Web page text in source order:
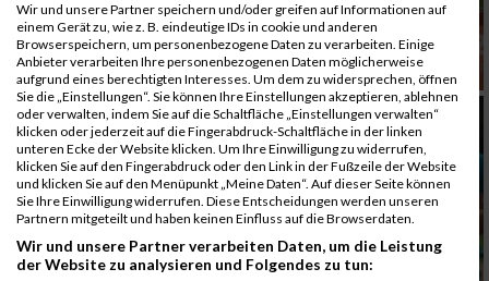
Wir und unsere Partner speichern und/oder greifen auf Informationen auf
einem Gerät zu, wie z. B. eindeutige IDs in cookie und anderen
Browserspeichern, um personenbezogene Daten zu verarbeiten. Einige
Anbieter verarbeiten Ihre personenbezogenen Daten möglicherweise
aufgrund eines berechtigten Interesses. Um dem zu widersprechen, öffnen
Sie die „Einstellungen“. Sie können Ihre Einstellungen akzeptieren, ablehnen
oder verwalten, indem Sie auf die Schaltfläche „Einstellungen verwalten“
klicken oder jederzeit auf die Fingerabdruck-Schaltfläche in der linken
unteren Ecke der Website klicken. Um Ihre Einwilligung zu widerrufen,
klicken Sie auf den Fingerabdruck oder den Link in der Fußzeile der Website
und klicken Sie auf den Menüpunkt „Meine Daten“. Auf dieser Seite können
Sie Ihre Einwilligung widerrufen. Diese Entscheidungen werden unseren
Partnern mitgeteilt und haben keinen Einfluss auf die Browserdaten.
Wir und unsere Partner verarbeiten Daten, um die Leistung
der Website zu analysieren und Folgendes zu tun: